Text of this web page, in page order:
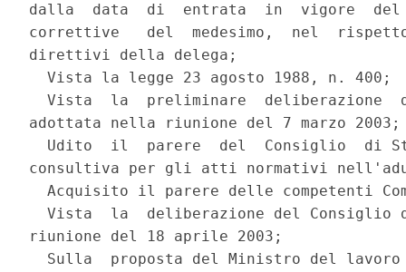
dalla  data  di  entrata  in  vigore  del
correttive   del  medesimo,  nel
direttivi della delega;
  Vista la legge 23 agosto 1988, n. 400;
Vista  la  preliminare  deliberazione
adottata nella riunione del 7 marzo 2003;
Udito  il  parere  del  Consiglio  di
consultiva per gli atti normativi
Acquisito il parere delle competenti
Vista  la  deliberazione del Consiglio
riunione del 18 aprile 2003;
Sulla  proposta del Ministro del